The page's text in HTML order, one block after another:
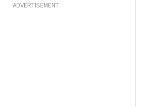
ADVERTISEMENT